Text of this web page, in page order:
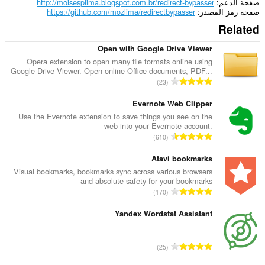
يستطيع
الملحق
الوصول
علامات
تبويبك
ونشاط
صفحة رمز المصدر
https://github.com/mozlima/redirectbypasser
Related
Open with Google Drive Viewer
Opera extension to open many file formats online using
Google Drive Viewer. Open online Office documents, PDF...
ا
ع
د
د
ا
إ
ج
م
ل
ل
23
Evernote Web Clipper
Use the Evernote extension to save things you see on the
web into your Evernote account.
ا
ع
د
د
ا
إ
م
610
Atavi bookmarks
Visual bookmarks, bookmarks sync across various browsers
and absolute safety for your bookmarks
ا
ع
ا
170
Yandex Wordstat Assistant
ا 25